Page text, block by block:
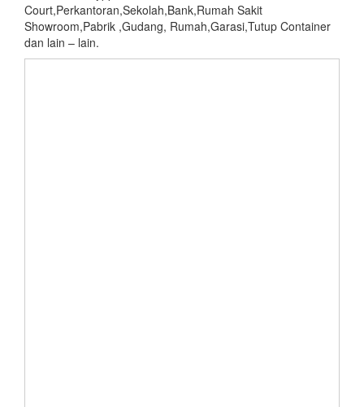
Court,Perkantoran,Sekolah,Bank,Rumah Sakit
Showroom,Pabrik ,Gudang, Rumah,Garasi,Tutup Container
dan lain – lain.